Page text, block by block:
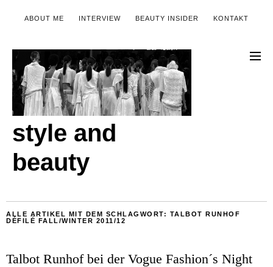
ABOUT ME INTERVIEW BEAUTY INSIDER KONTAKT
style and
beauty
ALLE ARTIKEL MIT DEM SCHLAGWORT: TALBOT RUNHOF
DÉFILÉ FALL/WINTER 2011/12
Talbot Runhof bei der Vogue Fashion´s Night